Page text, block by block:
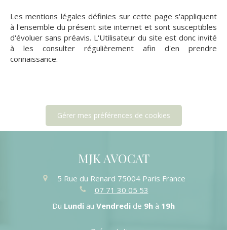
Les mentions légales définies sur cette page s'appliquent
à l'ensemble du présent site internet et sont susceptibles
d'évoluer sans préavis. L'Utilisateur du site est donc invité
à les consulter régulièrement afin d'en prendre
connaissance.
Gérer mes préférences de cookies
MJK AVOCAT
5 Rue du Renard 75004 Paris France
07 71 30 05 53
Du Lundi au Vendredi de 9h à 19h